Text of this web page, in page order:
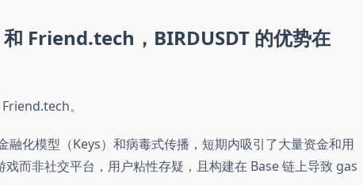
Friend.tech，BIRDUSDT 的优势在
。
融化模型（Keys）和病毒式传播，短期内吸引了大量资金和用
而非社交平台，用户粘性存疑，且构建在 Base 链上导致 gas